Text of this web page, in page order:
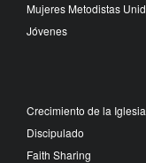
Mujeres Metodistas
Jóvenes
Crecimiento de la Iglesia
Discipulado
Faith Sharing